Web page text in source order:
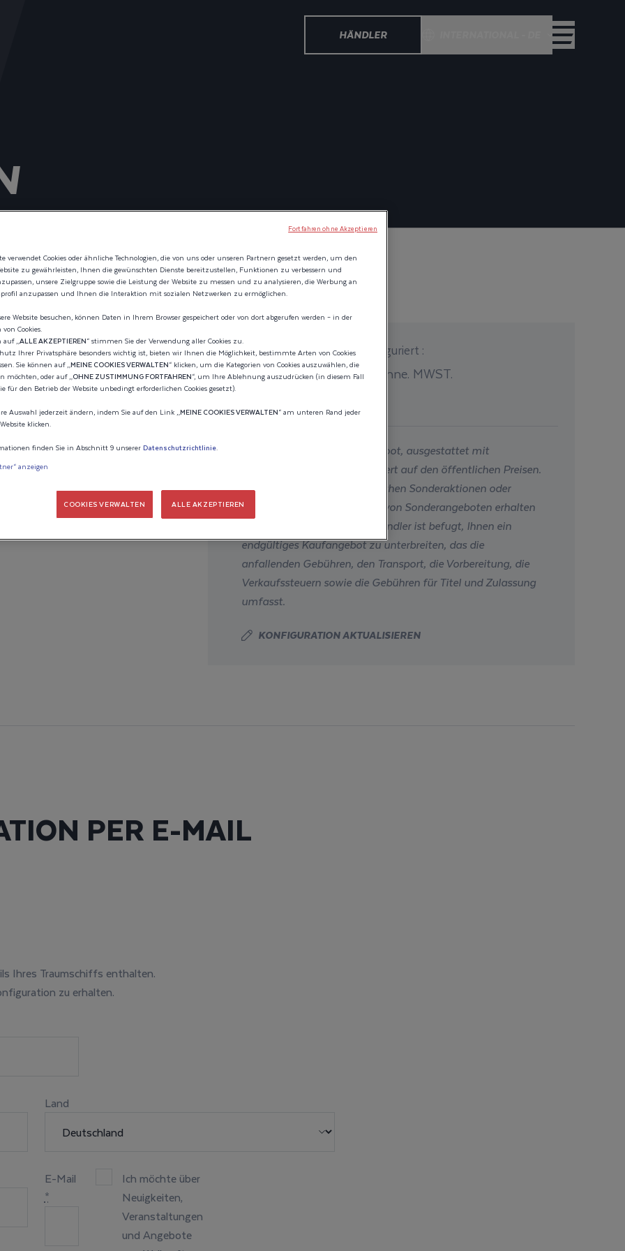
HÄNDLER
SIE SPÄTER WEITER.
Ihre Ideen nicht über Bord
wieder darauf zu.
Geschätzter Tarif wie konfiguriert :
150 840,00 € ohne. MWST.
Der geschätzte Preis für Ihr Boot, ausgestattet mit
seinem/ihren Motor(en), basiert auf den öffentlichen Preisen.
Er berücksichtigt keine möglichen Sonderaktionen oder
Rabatte, die Sie im Rahmen von Sonderangeboten erhalten
könnten. Nur Ihr Wellcraft-Händler ist befugt, Ihnen ein
endgültiges Kaufangebot zu unterbreiten, das die
anfallenden Gebühren, den Transport, die Vorbereitung, die
Verkaufssteuern sowie die Gebühren für Titel und Zulassung
umfasst.
KONFIGURATION AKTUALISIEREN
PER E-MAIL
Ihres Traumschiffs enthalten.
zu erhalten.
Land
E-Mail
*
Ich möchte über
Neuigkeiten,
Veranstaltungen
und Angebote
verwendet Cookies oder ähnliche Technologien, die von uns oder unseren Partnern gesetzt werden, um den
zu gewährleisten, Ihnen die gewünschten Dienste bereitzustellen, Funktionen zu verbessern und
unsere Zielgruppe sowie die Leistung der Website zu messen und zu analysieren, die Werbung an
anzupassen und Ihnen die Interaktion mit sozialen Netzwerken zu ermöglichen.
Website besuchen, können Daten in Ihrem Browser gespeichert oder von dort abgerufen werden – in der
Cookies.
auf „ALLE AKZEPTIEREN“ stimmen Sie der Verwendung aller Cookies zu.
Ihrer Privatsphäre besonders wichtig ist, bieten wir Ihnen die Möglichkeit, bestimmte Arten von Cookies
Sie können auf „MEINE COOKIES VERWALTEN“ klicken, um die Kategorien von Cookies auszuwählen, die
möchten, oder auf „OHNE ZUSTIMMUNG FORTFAHREN“, um Ihre Ablehnung auszudrücken (in diesem Fall
für den Betrieb der Website unbedingt erforderlichen Cookies gesetzt).
Auswahl jederzeit ändern, indem Sie auf den Link „MEINE COOKIES VERWALTEN“ am unteren Rand jeder
klicken.
finden Sie in Abschnitt 9 unsererDatenschutzrichtlinie.
anzeigen
COOKIES VERWALTEN ALLE AKZEPTIEREN
Fortfahren ohne Akzeptieren